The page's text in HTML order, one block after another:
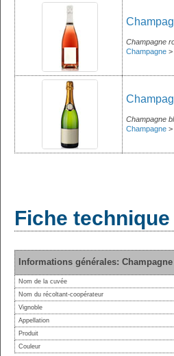
Champagne
Champagne >
Champagne
Champagne >
Fiche technique
Informations générales:
Nom de la cuvée
Nom du récoltant-coopérateur
Vignoble
Appellation
Produit
Couleur